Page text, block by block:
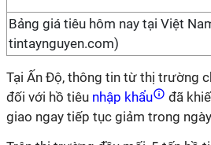
Bảng giá tiêu hôm nay tại Việt
tintaynguyen.com)
Tại Ấn Độ, thông tin từ thị trường
đối với hồ tiêu nhập khẩu
đã
giao ngay tiếp tục giảm trong